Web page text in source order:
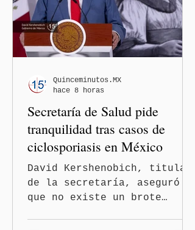
controles migratorios.
Secretaría de Salud pide
tranquilidad tras casos de
ciclosporiasis en México
David Kershenobich, titular
de la secretaría, aseguró
que no existe un brote
Quinceminutos.MX
hace 8 horas